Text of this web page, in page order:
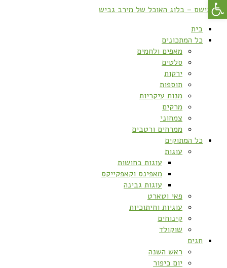
בית
כל המתכונים
מאפים ולחמים
סלטים
ירקות
תוספות
מנות עיקריות
מרקים
צמחוני
ממרחים ורטבים
כל המתוקים
עוגות
עוגות בחושות
מאפינס וקאפקייקס
עוגות גבינה
פאי וטארט
עוגיות וחיתוכיות
קינוחים
שוקולד
חגים
ראש השנה
יום כיפור